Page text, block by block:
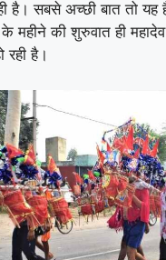
है। सबसे अच्छी बात तो यह
महीने की शुरुवात ही
रही है।